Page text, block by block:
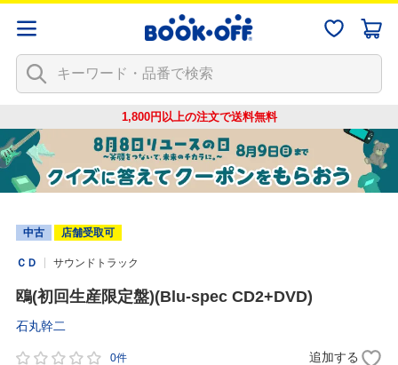
1,800円以上の注文で送料無料
中古 店舗受取可
ＣＤ サウンドトラック
鴎(初回生産限定盤)(Blu-spec CD2+DVD)
石丸幹二
0件 追加する